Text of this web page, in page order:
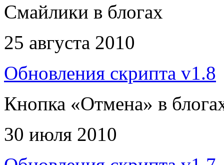
Смайлики в блогах
25 августа 2010
Обновления скрипта v1.8
Кнопка «Отмена» в
30 июля 2010